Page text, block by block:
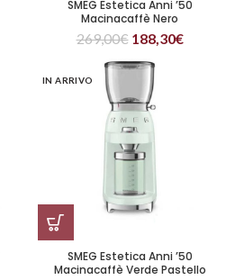
SMEG Estetica Anni ’50
Macinacaffè Nero
269,00€ 188,30€
IN ARRIVO
SMEG Estetica Anni ’50
Macinacaffè Verde Pastello